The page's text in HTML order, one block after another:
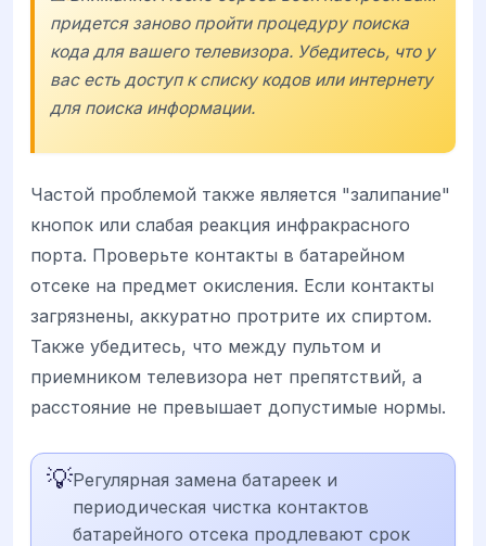
придется заново пройти процедуру поиска
кода для вашего телевизора. Убедитесь, что у
вас есть доступ к списку кодов или интернету
для поиска информации.
Частой проблемой также является "залипание"
кнопок или слабая реакция инфракрасного
порта. Проверьте контакты в батарейном
отсеке на предмет окисления. Если контакты
загрязнены, аккуратно протрите их спиртом.
Также убедитесь, что между пультом и
приемником телевизора нет препятствий, а
расстояние не превышает допустимые нормы.
💡Регулярная замена батареек и
периодическая чистка контактов
батарейного отсека продлевают срок